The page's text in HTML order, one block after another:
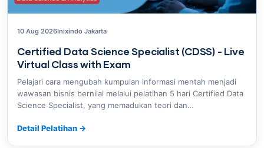
10 Aug 2026Inixindo Jakarta
Certified Data Science Specialist (CDSS) - Live
Virtual Class with Exam
Pelajari cara mengubah kumpulan informasi mentah menjadi
wawasan bisnis bernilai melalui pelatihan 5 hari Certified Data
Science Specialist, yang memadukan teori dan…
Detail Pelatihan →